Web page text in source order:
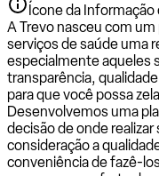
Ícone da Informação
A Trevo nasceu com
serviços de saúde uma
especialmente aqueles
transparência,
para que você possa
Desenvolvemos uma
decisão de onde
consideração a
conveniência de fazê-